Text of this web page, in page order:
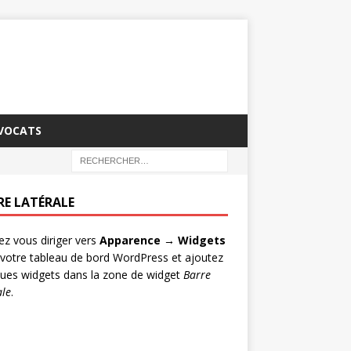
LATÉRALE
vous diriger vers Apparence → Widgets
tableau de bord WordPress et ajoutez
widgets dans la zone de widget Barre
.